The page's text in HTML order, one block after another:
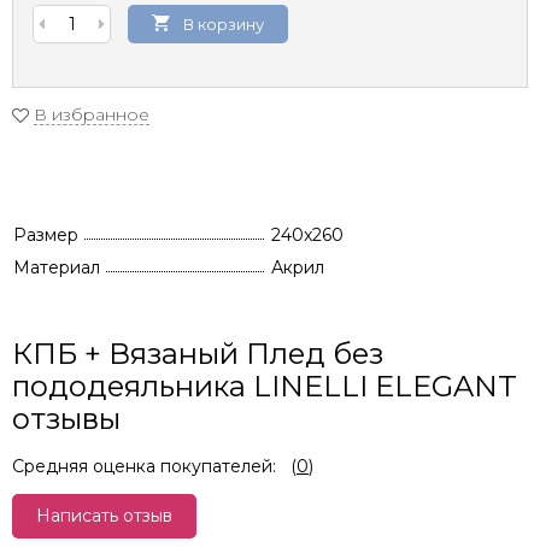
В корзину
В избранное
Размер
240x260
Материал
Акрил
КПБ + Вязаный Плед без
пододеяльника LINELLI ELEGANT
отзывы
Средняя оценка покупателей: (0)
Написать отзыв